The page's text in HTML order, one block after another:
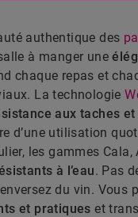
authentique des
à manger une
chaque repas et
La technologie
aux taches
d’une utilisation
les gammes Cala,
à l’eau. Pas
du vin. Vous
et pratiques et